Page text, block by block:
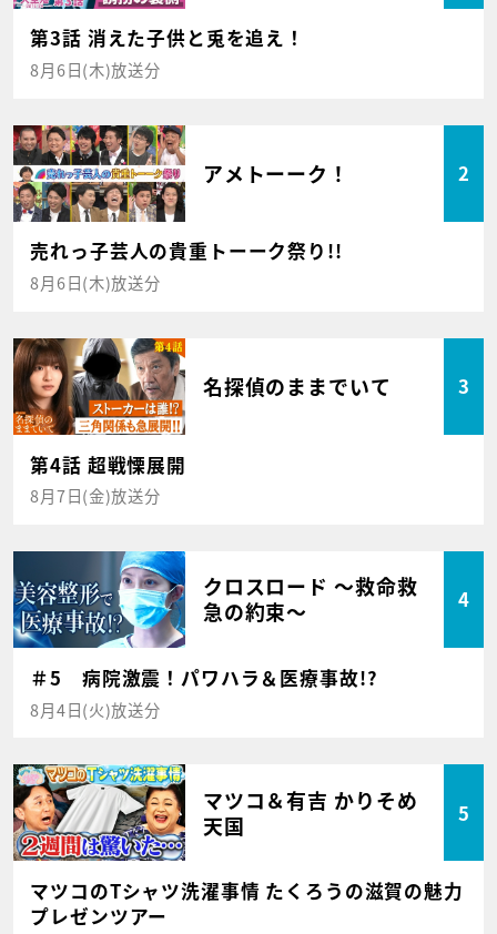
第3話 消えた子供と兎を追え！
8月6日(木)放送分
アメトーーク！ 2
売れっ子芸人の貴重トーーク祭り!!
8月6日(木)放送分
名探偵のままでいて 3
第4話 超戦慄展開
8月7日(金)放送分
クロスロード ～救命救
急の約束～
4
＃5 病院激震！パワハラ＆医療事故!?
8月4日(火)放送分
マツコ＆有吉 かりそめ
天国
5
マツコのTシャツ洗濯事情 たくろうの滋賀の魅力
プレゼンツアー